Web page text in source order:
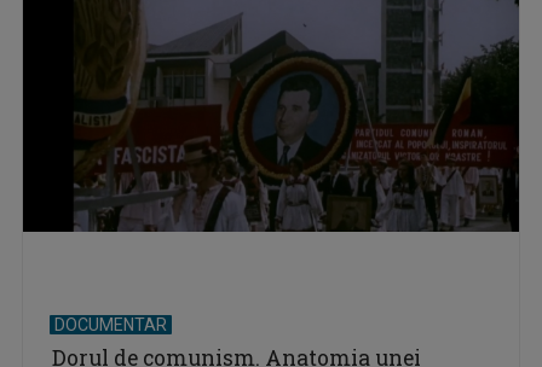
DOCUMENTAR
Dorul de comunism. Anatomia unei